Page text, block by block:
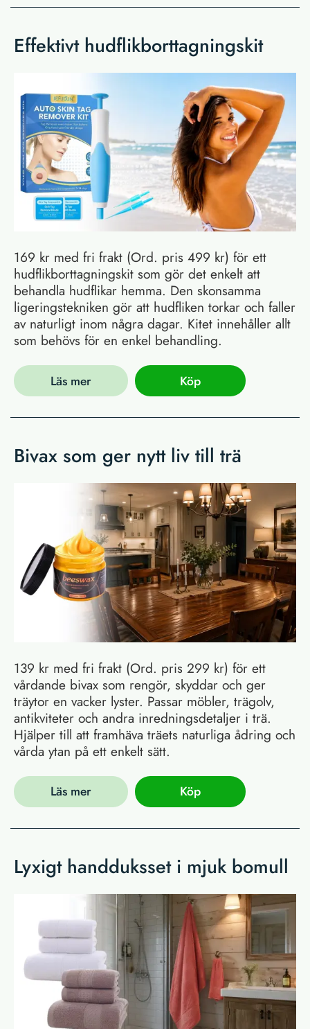
Effektivt hudflikborttagningskit
169 kr med fri frakt (Ord. pris 499 kr) för ett
hudflikborttagningskit som gör det enkelt att
behandla hudflikar hemma. Den skonsamma
ligeringstekniken gör att hudfliken torkar och faller
av naturligt inom några dagar. Kitet innehåller allt
som behövs för en enkel behandling.
Läs mer Köp
Bivax som ger nytt liv till trä
139 kr med fri frakt (Ord. pris 299 kr) för ett
vårdande bivax som rengör, skyddar och ger
träytor en vacker lyster. Passar möbler, trägolv,
antikviteter och andra inredningsdetaljer i trä.
Hjälper till att framhäva träets naturliga ådring och
vårda ytan på ett enkelt sätt.
Läs mer Köp
Lyxigt handduksset i mjuk bomull